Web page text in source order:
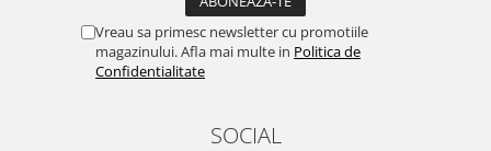
Rame adaptoare Daihatsu
Rame adaptoare Mazda
Vreau sa primesc newsletter cu promotiile
magazinului. Afla mai multe in Politica de
Confidentialitate
SOCIAL